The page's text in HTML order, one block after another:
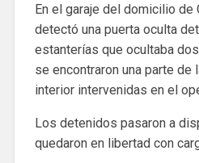
En el garaje del domicilio
detectó una puerta oculta
estanterías que ocultaba
se encontraron una parte de
interior intervenidas en el
Los detenidos pasaron a
quedaron en libertad con